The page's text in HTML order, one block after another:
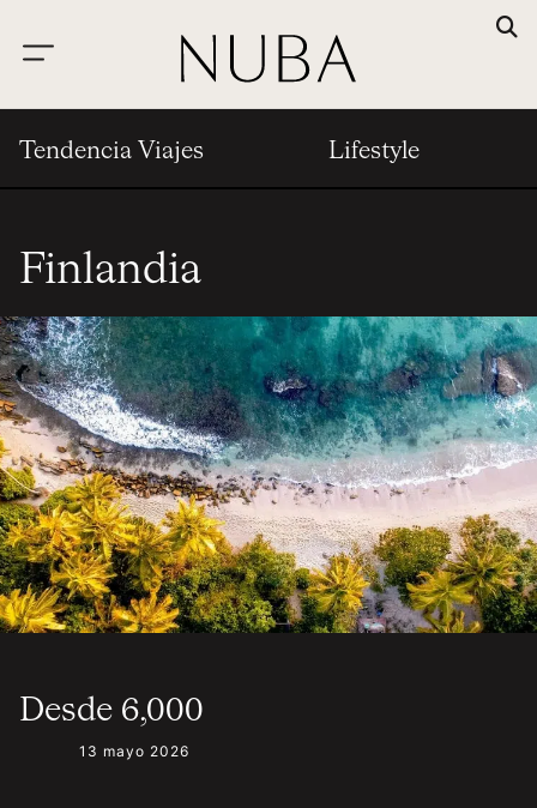
Tendencia Viajes Lifestyle
Finlandia
Desde 6,000
13 mayo 2026